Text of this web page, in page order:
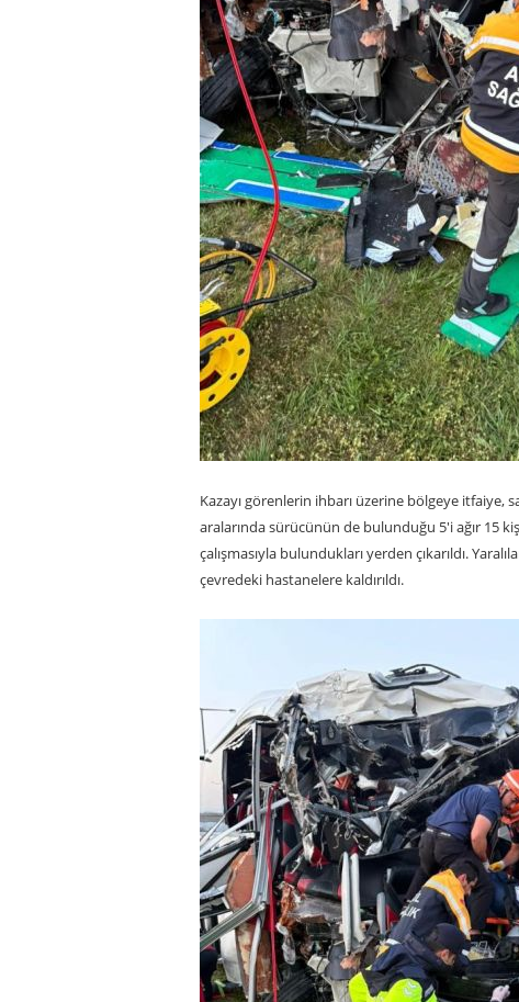
Kazayı görenlerin ihbarı üzerine bölgeye itfaiye,
aralarında sürücünün de bulunduğu 5'i ağır 15
çalışmasıyla bulundukları yerden çıkarıldı.
çevredeki hastanelere kaldırıldı.